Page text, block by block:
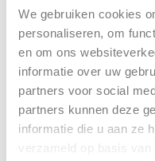
We gebruiken cookies
personaliseren, om
en om ons
informatie over uw
partners voor social
partners kunnen deze
informatie die u aan ze
verzameld op basis
Zoek een dealer
Aanvraag demo